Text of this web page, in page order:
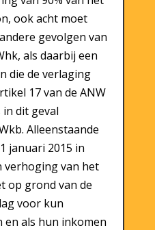
ook acht moet
gevolgen van
als daarbij een
die de verlaging
17 van de ANW
in dit geval
Alleenstaande
januari 2015 in
verhoging van het
op grond van de
voor kun
en als hun inkomen